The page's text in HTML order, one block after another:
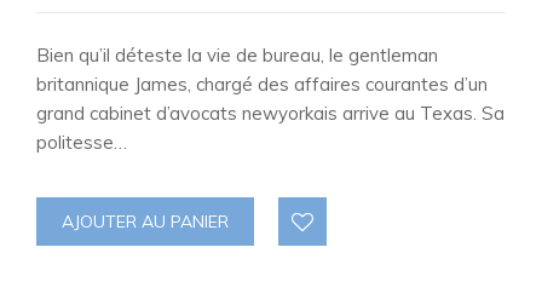
Bien qu’il déteste la vie de bureau, le gentleman
britannique James, chargé des affaires courantes d’un
grand cabinet d’avocats newyorkais arrive au Texas. Sa
politesse…
AJOUTER AU PANIER